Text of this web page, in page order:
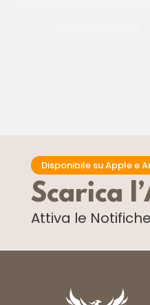
Disponibile su Apple e
Scarica
Attiva le